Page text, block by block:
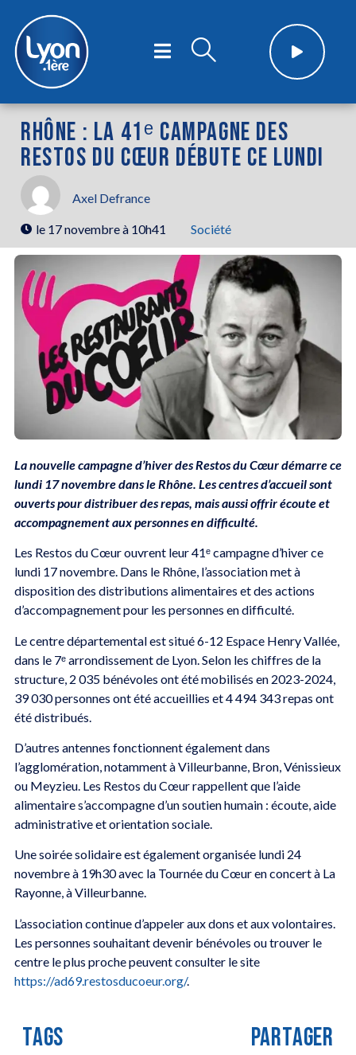
RHÔNE : LA 41ᵉ CAMPAGNE DES
RESTOS DU CŒUR DÉBUTE CE LUNDI
Axel Defrance
le 17 novembre à 10h41 Société
La nouvelle campagne d’hiver des Restos du Cœur démarre ce
lundi 17 novembre dans le Rhône. Les centres d’accueil sont
ouverts pour distribuer des repas, mais aussi offrir écoute et
accompagnement aux personnes en difficulté.
Les Restos du Cœur ouvrent leur 41ᵉ campagne d’hiver ce
lundi 17 novembre. Dans le Rhône, l’association met à
disposition des distributions alimentaires et des actions
d’accompagnement pour les personnes en difficulté.
Le centre départemental est situé 6-12 Espace Henry Vallée,
dans le 7ᵉ arrondissement de Lyon. Selon les chiffres de la
structure, 2 035 bénévoles ont été mobilisés en 2023-2024,
39 030 personnes ont été accueillies et 4 494 343 repas ont
été distribués.
D’autres antennes fonctionnent également dans
l’agglomération, notamment à Villeurbanne, Bron, Vénissieux
ou Meyzieu. Les Restos du Cœur rappellent que l’aide
alimentaire s’accompagne d’un soutien humain : écoute, aide
administrative et orientation sociale.
Une soirée solidaire est également organisée lundi 24
novembre à 19h30 avec la Tournée du Cœur en concert à La
Rayonne, à Villeurbanne.
L’association continue d’appeler aux dons et aux volontaires.
Les personnes souhaitant devenir bénévoles ou trouver le
centre le plus proche peuvent consulter le site
https://ad69.restosducoeur.org/.
TAGS PARTAGER